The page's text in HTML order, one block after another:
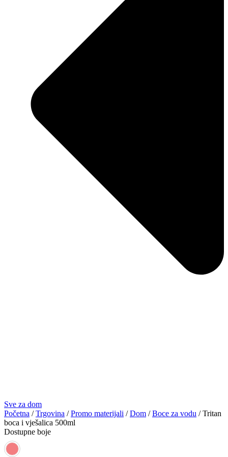
Sve za dom
Početna /Trgovina /Promo materijali /Dom /Boce za vodu / Tritan
boca i vješalica 500ml
Dostupne boje